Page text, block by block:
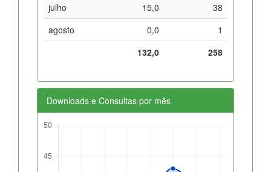
julho
15,0
38
agosto
0,0
1
132,0
258
Downloads e Consultas por mês